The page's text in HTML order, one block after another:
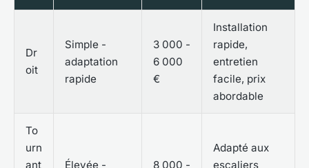
Dr
oit
Simple -
adaptation
rapide
3 000 -
6 000
€
Installation
rapide,
entretien
facile, prix
abordable
To
urn
ant
Élevée -
8 000 -
Adapté aux
escaliers